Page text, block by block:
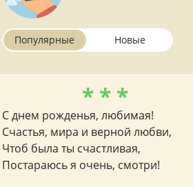
Популярные Новые
* * *
С днем рожденья, любимая!
Счастья, мира и верной любви,
Чтоб была ты счастливая,
Постараюсь я очень, смотри!